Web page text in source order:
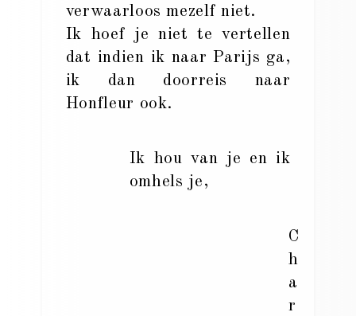
verwaarloos mezelf niet.
Ik hoef je niet te vertellen
dat indien ik naar Parijs ga,
ik dan doorreis naar
Honfleur ook.
Ik hou van je en ik
omhels je,
C
h
a
r